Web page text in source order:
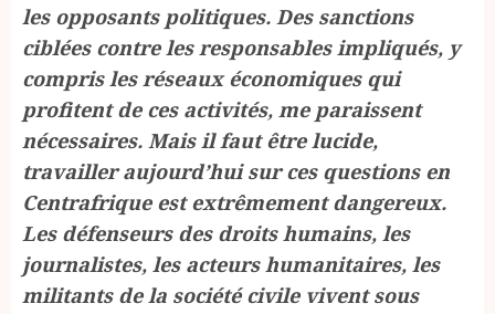
les opposants politiques. Des sanctions
ciblées contre les responsables impliqués, y
compris les réseaux économiques qui
profitent de ces activités, me paraissent
nécessaires. Mais il faut être lucide,
travailler aujourd’hui sur ces questions en
Centrafrique est extrêmement dangereux.
Les défenseurs des droits humains, les
journalistes, les acteurs humanitaires, les
militants de la société civile vivent sous